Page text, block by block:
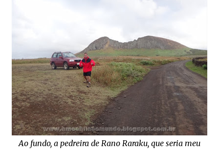
Ao fundo, a pedreira de Rano Raraku, que seria meu